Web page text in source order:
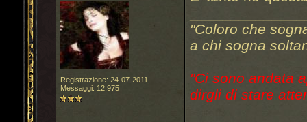
Registrazione: 24-07-2011
Messaggi: 12,975
"Coloro che
a chi sogna
"Ci sono andata
dirgli di stare